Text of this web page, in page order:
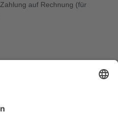
auf Rechnung (für